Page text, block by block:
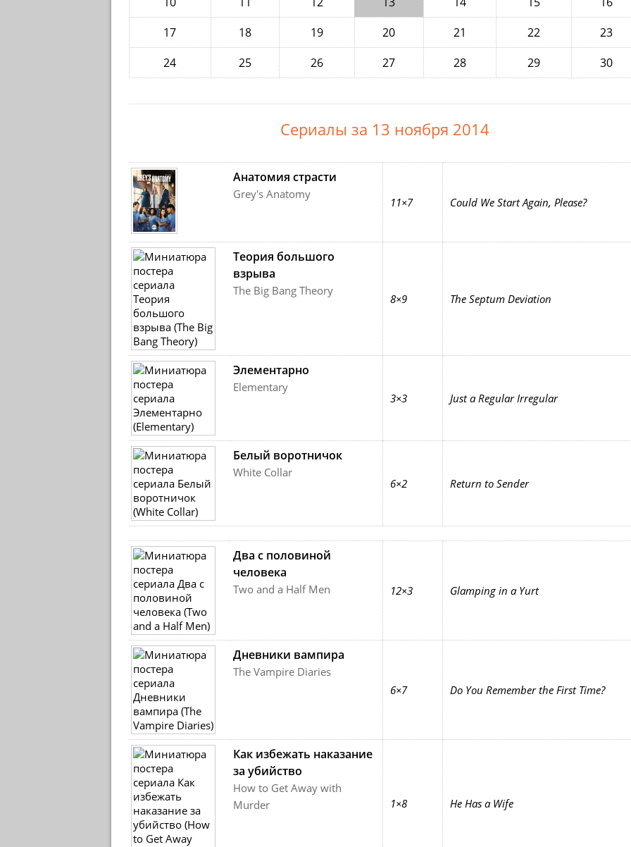
17
18 19 20 21 22
23
24
25 26 27 28 29 30
Сериалы за 13 ноября 2014
Анатомия страсти
Grey's Anatomy
11×7 Could We Start Again, Please?
Теория большого
взрыва
The Big Bang Theory
8×9 The Septum Deviation
Элементарно
Elementary
3×3
Just a Regular Irregular
Белый воротничок
White Collar
6×2
Return to Sender
Два с половиной
человека
Two and a Half Men 12×3 Glamping in a Yurt
Дневники вампира
The Vampire Diaries
6×7
Do You Remember the First Time?
Как избежать наказание
за убийство
How to Get Away with
Murder
1×8 He Has a Wife